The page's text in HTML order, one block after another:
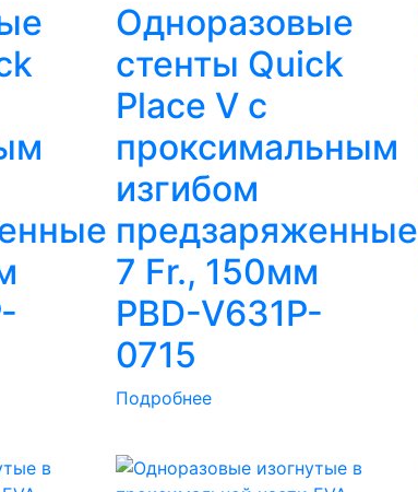
Одноразовые
стенты Quick
Place V c
проксимальным
изгибом
предзаряженные
7 Fr., 150мм
PBD-V631P-
0715
Подробнее